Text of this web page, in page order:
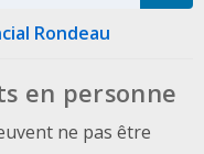
Rondeau
en personne
ne pas être